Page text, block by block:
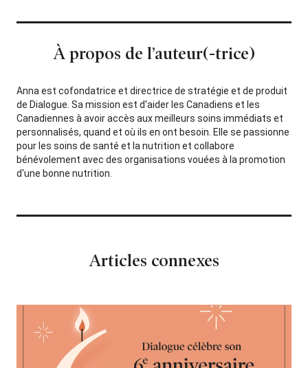
À propos de l’auteur(-trice)
Anna est cofondatrice et directrice de stratégie et de produit
de Dialogue. Sa mission est d'aider les Canadiens et les
Canadiennes à avoir accès aux meilleurs soins immédiats et
personnalisés, quand et où ils en ont besoin. Elle se passionne
pour les soins de santé et la nutrition et collabore
bénévolement avec des organisations vouées à la promotion
d'une bonne nutrition.
Articles connexes